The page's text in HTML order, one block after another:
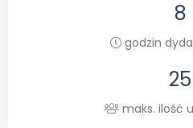
Archiwalne numery8
godzin
25
maks. ilość